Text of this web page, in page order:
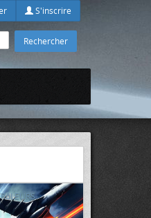
S'inscrire